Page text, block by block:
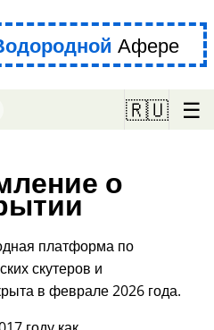
Афере
🇷🇺 ☰
о
платформа по
скутеров и
в феврале 2026 года.